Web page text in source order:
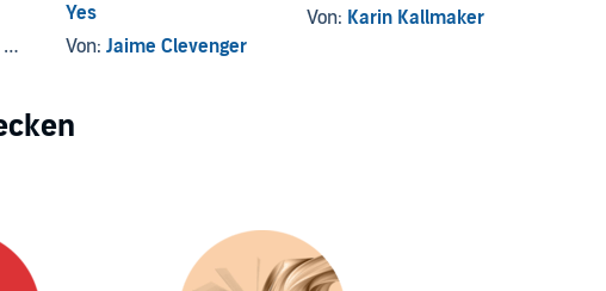
Yes
Von: Jaime Clevenger
Von: Karin Kallmaker